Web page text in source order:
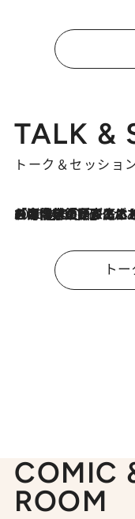
TALK &
トーク＆セッショ
2026.8.3
「今後値上げがあるとすれば…」「リスクがあるのは今年の冬」エネルギー専門家が語る、ホルムズ海峡封鎖が家庭にもたらす“ある心配”
ト
COMIC
ROOM